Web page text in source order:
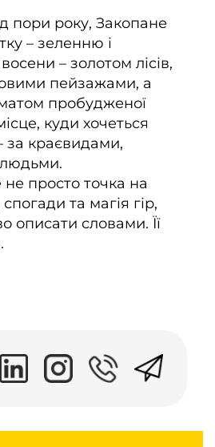
пори року, Закопане
– зеленню і
– золотом лісів,
пейзажами, а
пробудженої
куди хочеться
за краєвидами,
просто точка на
та магія гір,
описати словами. Її